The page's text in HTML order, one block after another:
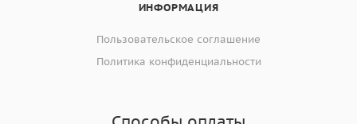
ИНФОРМАЦИЯ
Пользовательское соглашение
Политика конфиденциальности